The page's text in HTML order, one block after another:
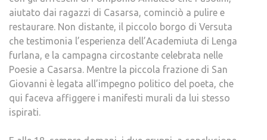
aiutato dai ragazzi di Casarsa, cominciò a pulire e
restaurare. Non distante, il piccolo borgo di Versuta
che testimonia l’esperienza dell’Academiuta di Lenga
furlana, e la campagna circostante celebrata nelle
Poesie a Casarsa. Mentre la piccola frazione di San
Giovanni è legata all’impegno politico del poeta, che
qui faceva affiggere i manifesti murali da lui stesso
ispirati.